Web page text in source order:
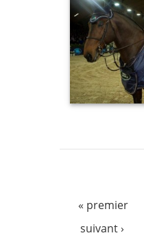
« premier
suivant ›